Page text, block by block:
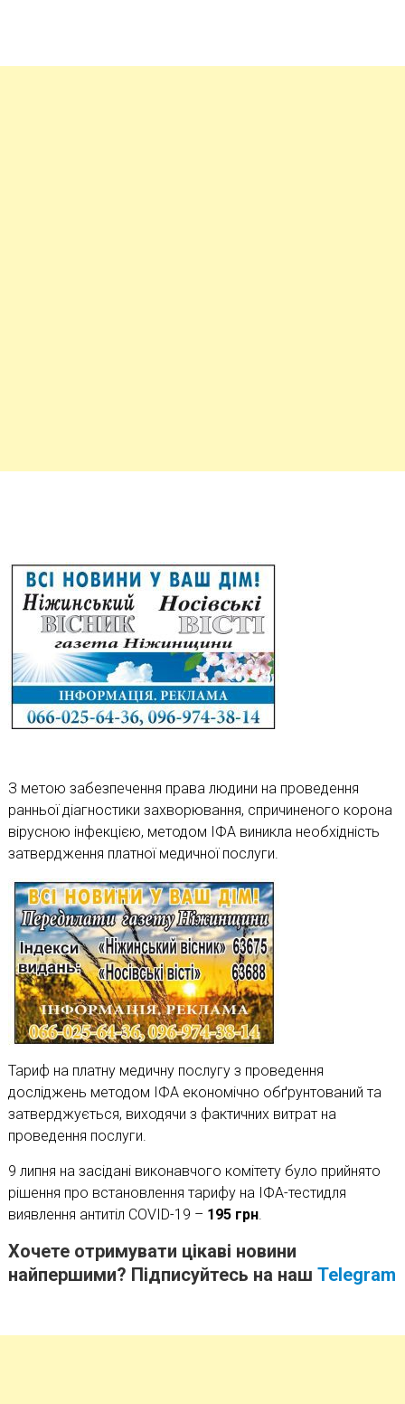
З метою забезпечення права людини на проведення
ранньої діагностики захворювання, спричиненого корона
вірусною інфекцією, методом ІФА виникла необхідність
затвердження платної медичної послуги.
Тариф на платну медичну послугу з проведення
досліджень методом ІФА економічно обґрунтований та
затверджується, виходячи з фактичних витрат на
проведення послуги.
9 липня на засідані виконавчого комітету було прийнято
рішення про встановлення тарифу на ІФА-тестидля
виявлення антитіл COVID-19 – 195 грн.
Хочете отримувати цікаві новини
найпершими? Підписуйтесь на наш Telegram